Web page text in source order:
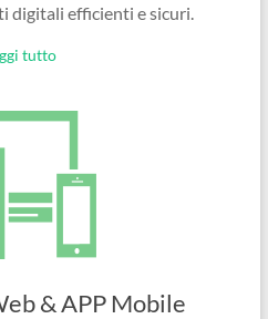
digitali efficienti e sicuri.
tutto
& APP Mobile